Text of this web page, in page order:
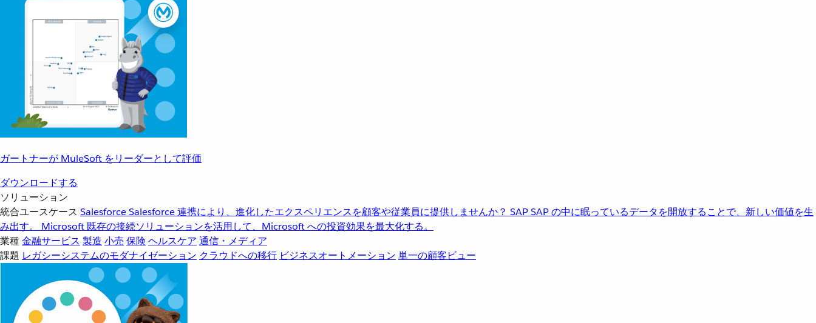
ガートナーが MuleSoft をリーダーとして評価
ダウンロードする
ソリューション
統合ユースケース SalesforceSalesforce 連携により、進化したエクスペリエンスを顧客や従業員に提供しませんか？ SAPSAP の中に眠っているデータを開放することで、新しい価値を生
み出す。
Microsoft 既存の接続ソリューションを活用して、Microsoft への投資効果を最大化する。
業種金融サービス 製造 小売 保険 ヘルスケア 通信・メディア
課題 レガシーシステムのモダナイゼーション クラウドへの移行 ビジネスオートメーション 単一の顧客ビュー